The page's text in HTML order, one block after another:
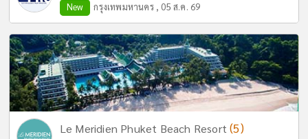
New กรุงเทพมหานคร , 05 ส.ค. 69
Le Meridien Phuket Beach Resort(5)